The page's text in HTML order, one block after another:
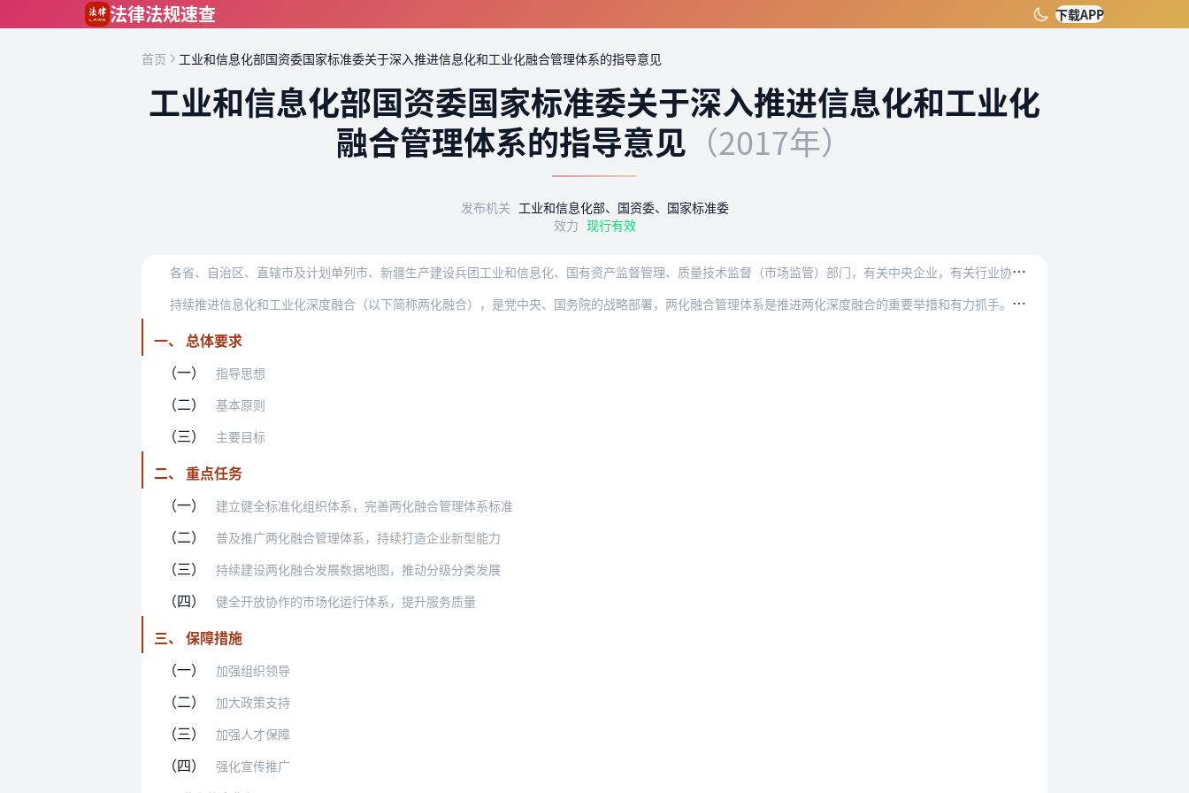
法律法规速查 下载APP
首页 工业和信息化部国资委国家标准委关于深入推进信息化和工业化融合管理体系的指导意见
工业和信息化部国资委国家标准委关于深入推进信息化和工业化
融合管理体系的指导意见 （2017年）
发布机关 工业和信息化部、国资委、国家标准委
效力 现行有效
各
省、自治区、直辖市及计划单列市、新疆生产建设兵团工业和信息化、国有资产监督管理、质量技术监督（市场监管）部门，有关中央企业，有关行业协会，有关单位：
持
续推进信息化和工业化深度融合（以下简称两化融合），是党中央、国务院的战略部署，两化融合管理体系是推进两化深度融合的重要举措和有力抓手。当前，两化融合管理体系工…
一、 总体要求
（一）
指导思想
（二） 基本原则
（三） 主要目标
二、 重点任务
（一）
建立健全标准化组织体系，完善两化融合管理体系标准
（二） 普及推广两化融合管理体系，持续打造企业新型能力
（三） 持续建设两化融合发展数据地图，推动分级分类发展
（四） 健全开放协作的市场化运行体系，提升服务质量
三、 保障措施
（一）
加强组织领导
（二） 加大政策支持
（三） 加强人才保障
（四）
强化宣传推广